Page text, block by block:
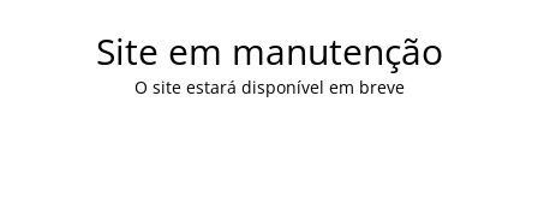
Site em manutenção
O site estará disponível em breve